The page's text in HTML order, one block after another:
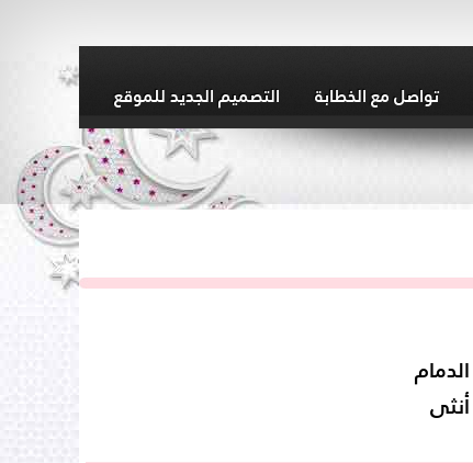
تواصل مع الخطابة التصميم الجديد للموقع
الدمام
أنثى